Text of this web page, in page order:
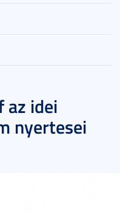
az idei
nyertesei